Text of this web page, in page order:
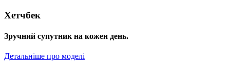
Хетчбек
Зручний супутник на кожен день.
Детальніше про моделі